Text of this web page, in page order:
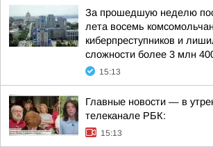
За прошедшую неделю
лета восемь
киберпреступников и
сложности более 3 млн
15:13
Главные новости — в
телеканале РБК:
15:13